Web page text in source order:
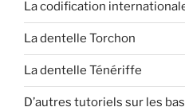
La codification
La dentelle Torchon
La dentelle Ténériffe
D’autres tutoriels sur les